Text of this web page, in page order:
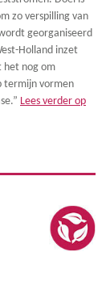
zo verspilling van
georganiseerd
Holland inzet
het nog om
termijn vormen
Lees verder op